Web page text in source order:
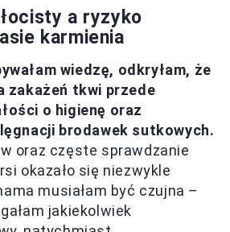
a ryzyko
karmienia
wiedzę, odkryłam, że
zakażeń tkwi przede
o higienę oraz
brodawek sutkowych.
oraz częste sprawdzanie
okazało się niezwykle
musiałam być czujna –
jakiekolwiek